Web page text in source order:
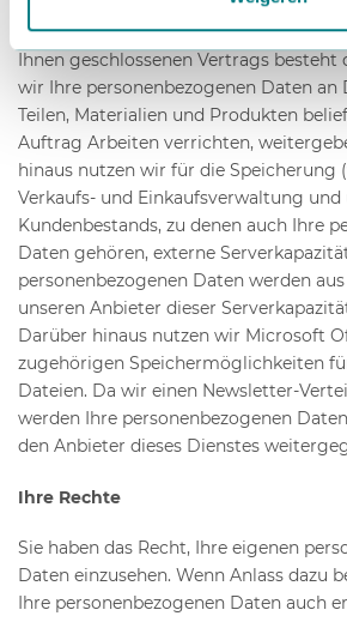
In Verbindung mit der Ausführung
Ihnen geschlossenen Vertrags
wir Ihre personenbezogenen Daten
Teilen, Materialien und Produkten
Auftrag Arbeiten verrichten,
hinaus nutzen wir für die Speicherung
Verkaufs- und Einkaufsverwaltung und
Kundenbestands, zu denen auch Ihre
Daten gehören, externe
personenbezogenen Daten werden
unseren Anbieter dieser
Darüber hinaus nutzen wir Microsoft
zugehörigen Speichermöglichkeiten
Dateien. Da wir einen Newsletter-
werden Ihre personenbezogenen
den Anbieter dieses Dienstes
Ihre Rechte
Sie haben das Recht, Ihre eigenen
Daten einzusehen. Wenn Anlass dazu
Ihre personenbezogenen Daten auch